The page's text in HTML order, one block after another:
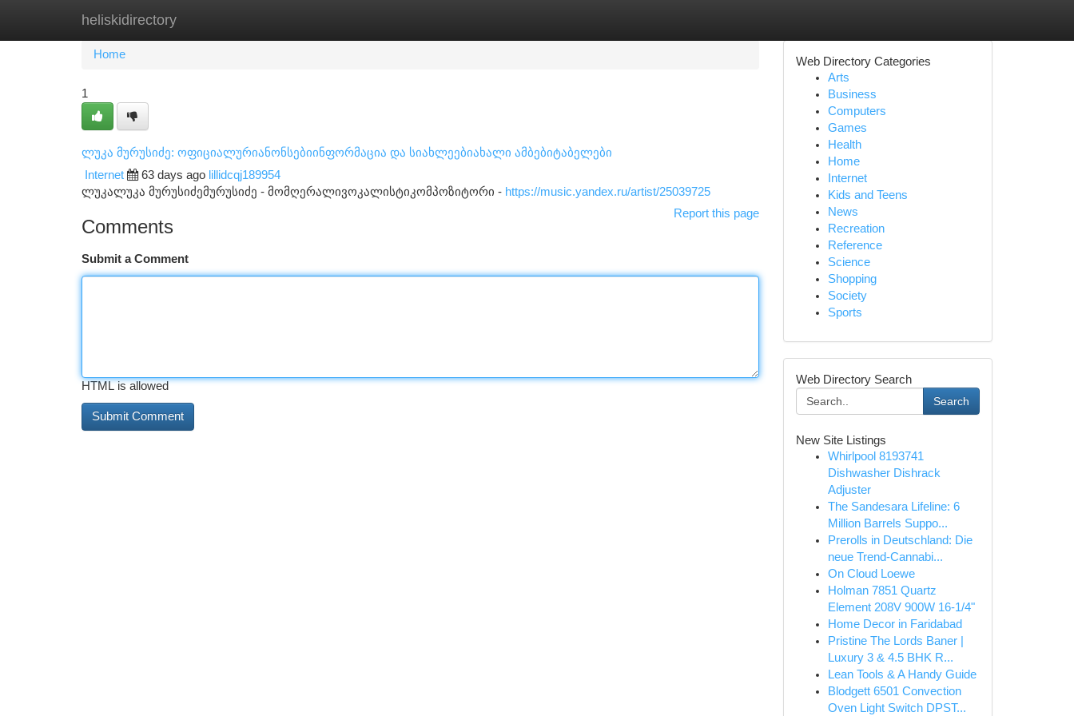
heliskidirectory
Home New Site Listings
Home
1
ლუკა მურუსიძე: ოფიციალურიანონსებიინფორმაცია და სიახლეებიახალი ამბებიტაბელები
Internet 63 days ago lillidcqj189954
ლუკალუკა მურუსიძემურუსიძე - მომღერალივოკალისტიკომპოზიტორი - https://music.yandex.ru/artist/25039725
Report this page
Comments
Submit a Comment
HTML is allowed
Web Directory Categories
Arts
Business
Computers
Games
Health
Home
Internet
Kids and Teens
News
Recreation
Reference
Science
Shopping
Society
Sports
Web Directory Search
Search
New Site Listings
Whirlpool 8193741
Dishwasher Dishrack
Adjuster
The Sandesara Lifeline: 6
Million Barrels Suppo...
Prerolls in Deutschland: Die
neue Trend-Cannabi...
On Cloud Loewe
Holman 7851 Quartz
Element 208V 900W 16-1/4"
Home Decor in Faridabad
Pristine The Lords Baner |
Luxury 3 & 4.5 BHK R...
Lean Tools & A Handy Guide
Blodgett 6501 Convection
Oven Light Switch DPST...